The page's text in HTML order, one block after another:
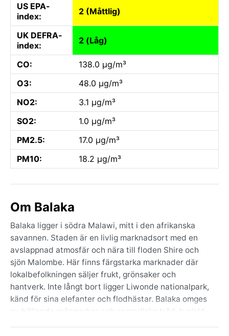
US EPA-
index:
2 (Måttlig)
UK DEFRA-
index:
2 (Låg)
CO:
138.0 µg/m³
O3:
48.0 µg/m³
NO2:
3.1 µg/m³
SO2:
1.0 µg/m³
PM2.5:
17.0 µg/m³
PM10:
18.2 µg/m³
Om Balaka
Balaka ligger i södra Malawi, mitt i den afrikanska
savannen. Staden är en livlig marknadsort med en
avslappnad atmosfär och nära till floden Shire och
sjön Malombe. Här finns färgstarka marknader där
lokalbefolkningen säljer frukt, grönsaker och
hantverk. Inte långt bort ligger Liwonde nationalpark,
känd för sina elefanter och flodhästar. Balaka omges
av böljande gräsmarker och sporadiska träd, typiskt